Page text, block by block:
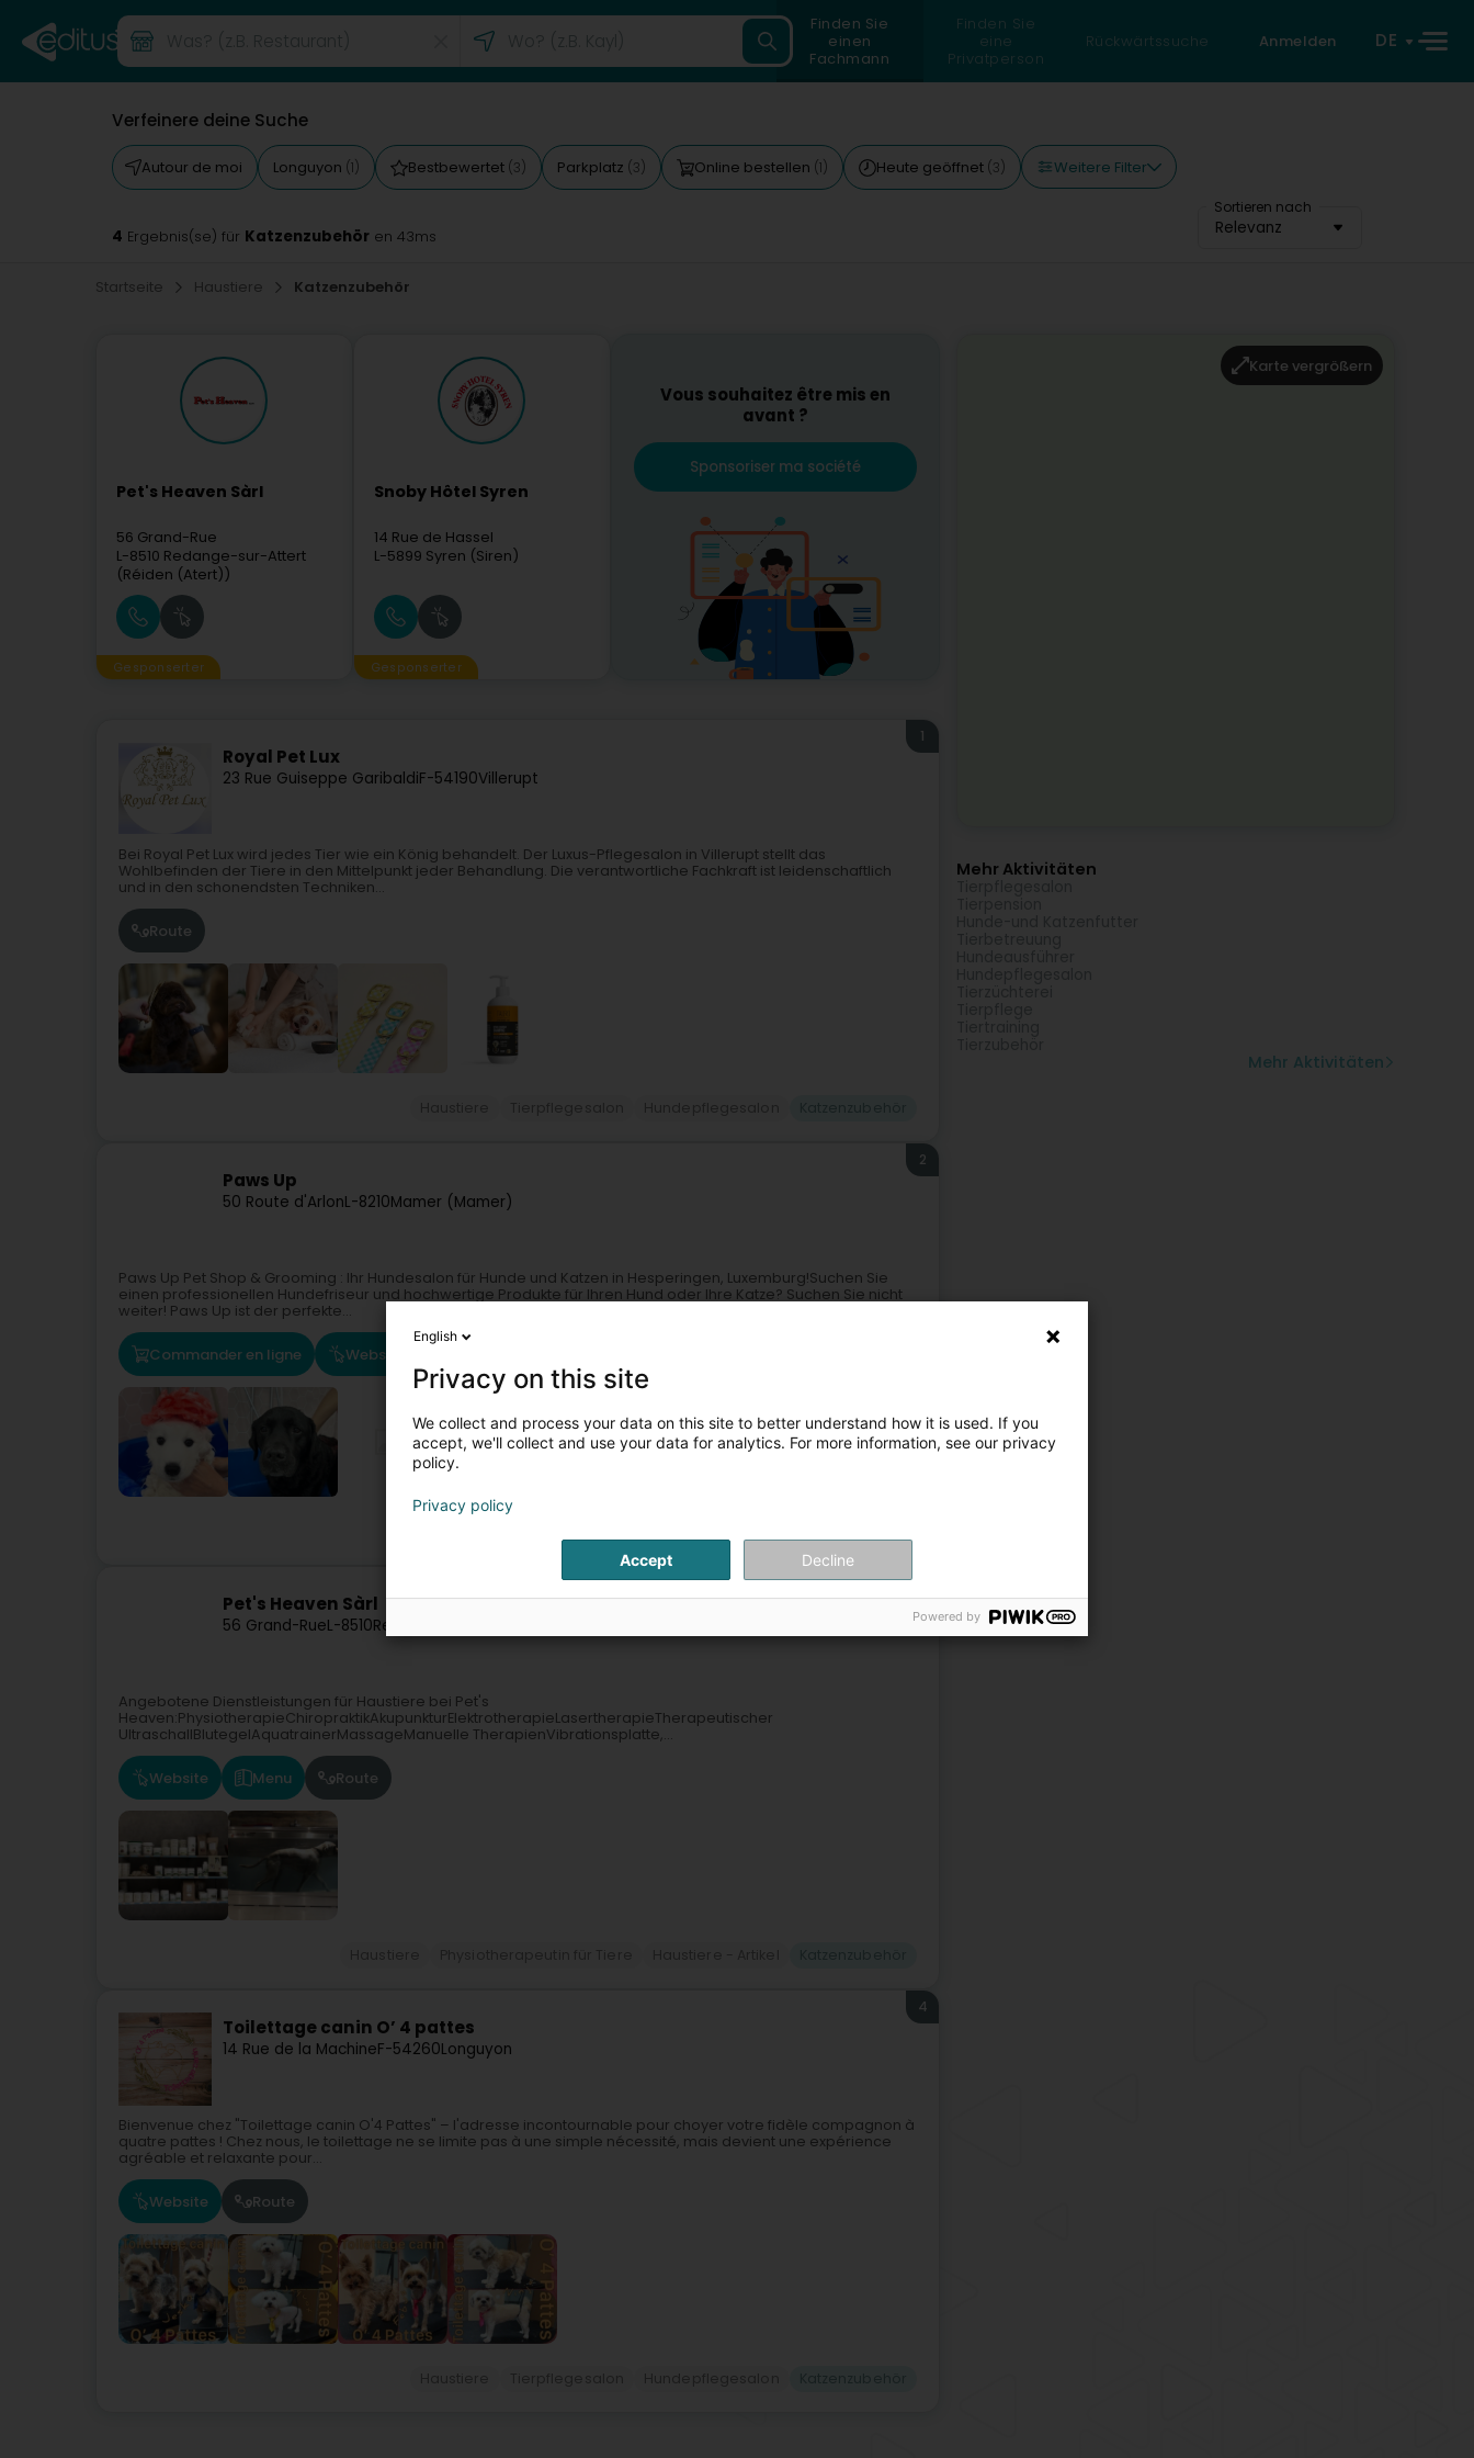
Finden Sie
einen
Fachmann
Finden Sie
eine
Privatperson
Rückwärtssuche Anmelden DE
Verfeinere deine Suche
Autour de moi Longuyon (1) Bestbewertet (3) Parkplatz (3) Online bestellen (1) Heute geöffnet (3) Weitere Filter
Sortieren nach
Relevanz
4 Ergebnis(se) für Katzenzubehör en 43ms
Startseite Haustiere Katzenzubehör
Pet's Heaven Sàrl
56 Grand-Rue
L-8510 Redange-sur-Attert
(Réiden (Atert))
Gesponserter
Snoby Hôtel Syren
14 Rue de Hassel
L-5899 Syren (Siren)
Gesponserter
Vous souhaitez être mis en
avant ?
Sponsoriser ma société
Royal Pet Lux
23 Rue Guiseppe GaribaldiF-54190Villerupt
1
Bei Royal Pet Lux wird jedes Tier wie ein König behandelt. Der Luxus-Pflegesalon in Villerupt stellt das
Wohlbefinden der Tiere in den Mittelpunkt jeder Behandlung. Die verantwortliche Fachkraft ist leidenschaftlich
und in den schonendsten Techniken...
Route
Paws Up
50 Route d'ArlonL-8210Mamer (Mamer)
2
Paws Up Pet Shop & Grooming : Ihr Hundesalon für Hunde und Katzen in Hesperingen, Luxemburg!Suchen Sie
einen professionellen Hundefriseur und hochwertige Produkte für Ihren Hund oder Ihre Katze? Suchen Sie nicht
weiter! Paws Up ist der perfekte...
Commander en ligne Website
+39
Pet's Heaven Sàrl
56 Grand-RueL-8510Redange-sur-Attert (Réiden (Atert))
Angebotene Dienstleistungen für Haustiere bei Pet's
Heaven:PhysiotherapieChiropraktikAkupunkturElektrotherapieLasertherapieTherapeutischer
UltraschallBlutegelAquatrainerMassageManuelle TherapienVibrationsplatte,...
Website Menu Route
Toilettage canin O’ 4 pattes
14 Rue de la MachineF-54260Longuyon
4
Bienvenue chez "Toilettage canin O'4 Pattes" – l'adresse incontournable pour choyer votre fidèle compagnon à
quatre pattes ! Chez nous, le toilettage ne se limite pas à une simple nécessité, mais devient une expérience
agréable et relaxante pour...
Website Route
Karte vergrößern
Mehr Aktivitäten
Mehr Aktivitäten
English
Privacy on this site
We collect and process your data on this site to better understand how it is used. If you
accept, we'll collect and use your data for analytics. For more information, see our privacy
policy.
Privacy policy
Accept Decline
Powered by